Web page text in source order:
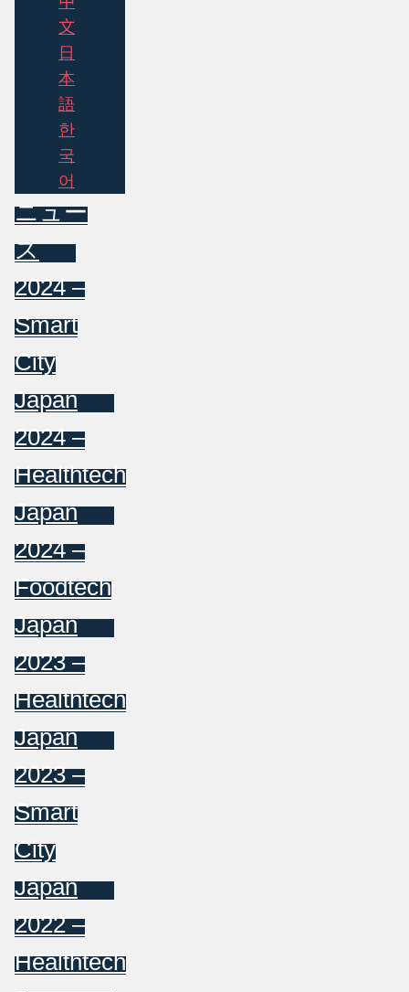
文
日
本
語
한
국
어
ニュー
ス
2024 –
Smart
City
Japan
2024 –
Healthtech
Japan
2024 –
Foodtech
Japan
2023 –
Healthtech
Japan
2023 –
Smart
City
Japan
2022 –
Healthtech